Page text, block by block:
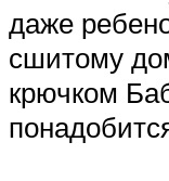
даже
сшитому
крючком